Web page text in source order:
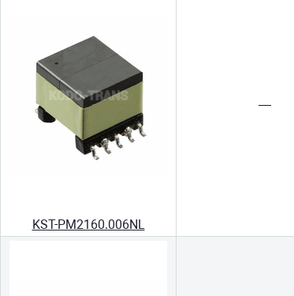
KST-PM2160.006NL
—